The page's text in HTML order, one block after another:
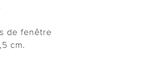
de fenêtre
cm.